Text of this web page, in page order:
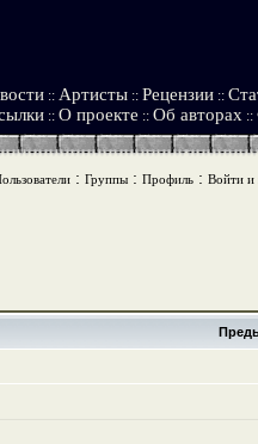
:: Артисты :: Рецензии ::
:: О проекте :: Об авторах ::
: Группы: Профиль: Войти и